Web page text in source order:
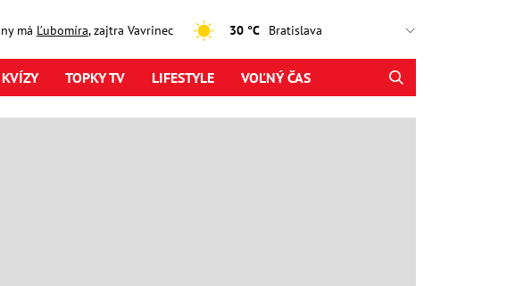
má Ľubomíra, zajtra Vavrinec 30 °C
KVÍZY TOPKY TV LIFESTYLE VOĽNÝ ČAS